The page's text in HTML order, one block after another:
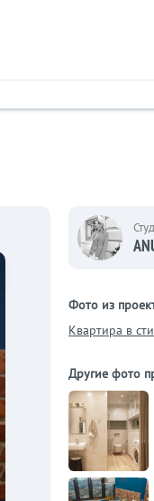
Фото из
Квартира в
Другие фото